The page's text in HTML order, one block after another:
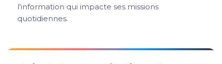
l'information qui impacte ses missions
quotidiennes.